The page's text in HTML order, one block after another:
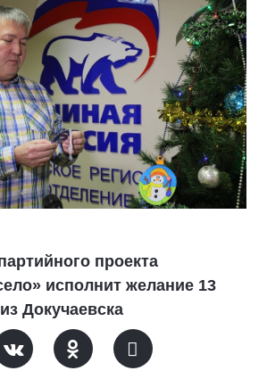
проекта
исполнит желание 13
Докучаевска